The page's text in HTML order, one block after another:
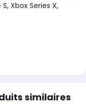
Xbox Series X,
similaires